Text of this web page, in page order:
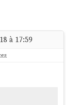
à 17:59